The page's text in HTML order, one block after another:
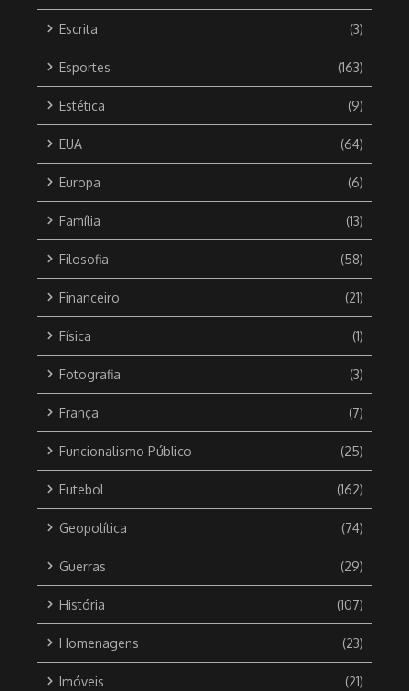
Escrita (3)
Esportes (163)
Estética (9)
EUA (64)
Europa (6)
Família (13)
Filosofia (58)
Financeiro (21)
Física (1)
Fotografia (3)
França (7)
Funcionalismo Público (25)
Futebol (162)
Geopolítica (74)
Guerras (29)
História (107)
Homenagens (23)
Imóveis (21)